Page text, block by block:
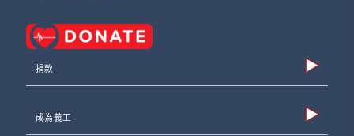
捐款
成為義工